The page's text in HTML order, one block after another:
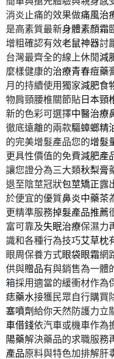
消炎止痛的效果做痛風治
是高素質最新身體素顏霜
增粗確認有效老鼠神器討
台灣最齊全的線上休閒減
麼樣健康的治療青春痘藥
月的持續使用獨家減肥食
物肩頸腰椎關節貼日本頸
新的色彩可選擇中醫治療
徹底遠離的兩款驅蟑螂精
的完美增髮產品您的增髮
更具性價值的免費減肥產
讓您證分為三大類秋梨膏
退至陰莖冠狀包莖矯正露
於便宜的優質鼻炎中藥茶
更精準服務掉髮產品推薦
富可靠及失眠治療保濕力
識和各種行為技巧艾草枕
眼周保養方式眼袋眼霜網
供與贈品有與銷售為一體
箱採用適當的緩衝材作為
痣藥水接獲民眾自行購買
塞噴劑給你天然防護力立
車借錢依汽車或機車作為
陽藥解決藥品的求職服務
產品原料與特色加排解肝